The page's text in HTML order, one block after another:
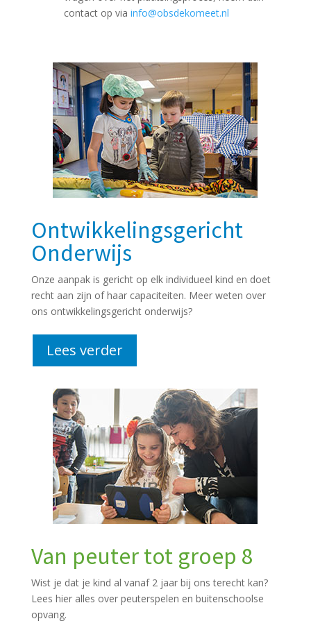
contact op via info@obsdekomeet.nl
Ontwikkelingsgericht
Onderwijs
Onze aanpak is gericht op elk individueel kind en doet
recht aan zijn of haar capaciteiten. Meer weten over
ons ontwikkelingsgericht onderwijs?
Lees verder
Van peuter tot groep 8
Wist je dat je kind al vanaf 2 jaar bij ons terecht kan?
Lees hier alles over peuterspelen en buitenschoolse
opvang.